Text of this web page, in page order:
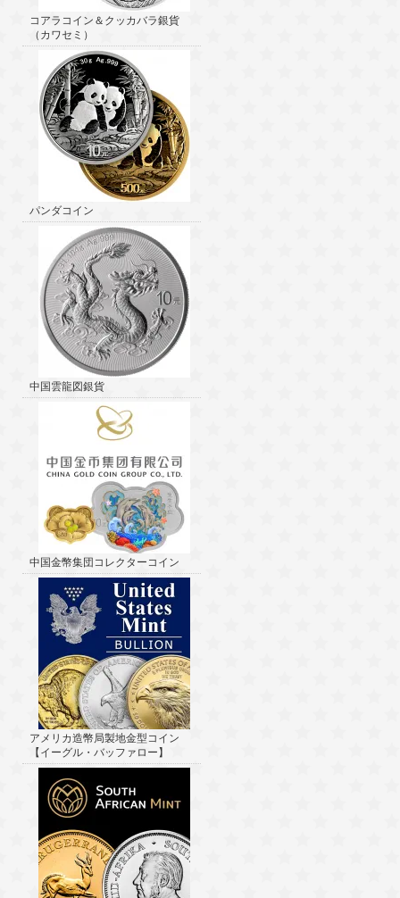
コアラコイン＆クッカバラ銀貨
（カワセミ）
パンダコイン
中国雲龍図銀貨
中国金幣集団コレクターコイン
アメリカ造幣局製地金型コイン
【イーグル・バッファロー】